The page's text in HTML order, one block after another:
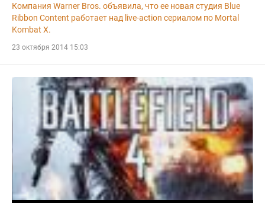
Компания Warner Bros. объявила, что ее новая студия Blue
Ribbon Content работает над live-action сериалом по Mortal
Kombat X.
23 октября 2014 15:03